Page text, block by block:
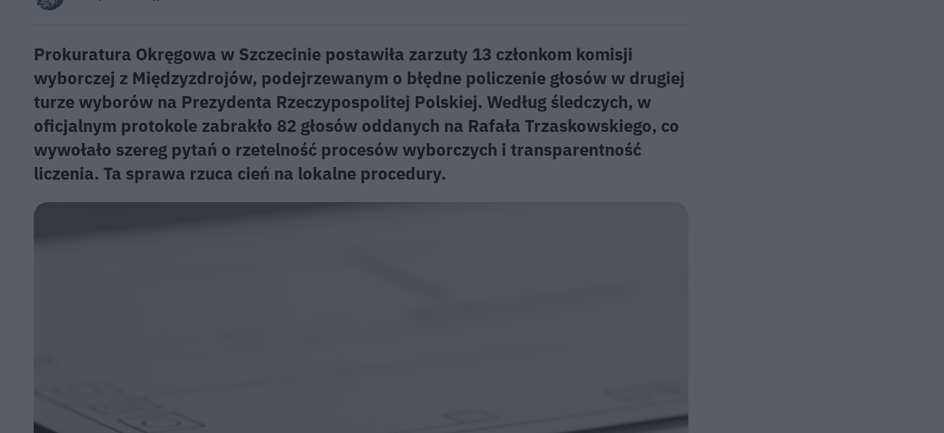
Prokuratura Okręgowa w Szczecinie postawiła zarzuty 13 członkom komisji
wyborczej z Międzyzdrojów, podejrzewanym o błędne policzenie głosów w drugiej
turze wyborów na Prezydenta Rzeczypospolitej Polskiej. Według śledczych, w
oficjalnym protokole zabrakło 82 głosów oddanych na Rafała Trzaskowskiego, co
wywołało szereg pytań o rzetelność procesów wyborczych i transparentność
liczenia. Ta sprawa rzuca cień na lokalne procedury.